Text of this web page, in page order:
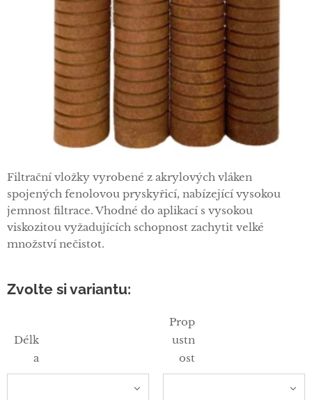
Filtrační vložky vyrobené z akrylových vláken
spojených fenolovou pryskyřicí, nabízející vysokou
jemnost filtrace. Vhodné do aplikací s vysokou
viskozitou vyžadujících schopnost zachytit velké
množství nečistot.
Zvolte si variantu:
Délk
a
Prop
ustn
ost